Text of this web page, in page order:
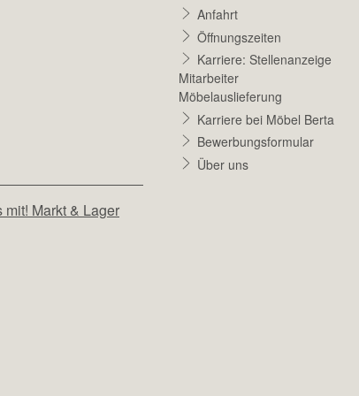
mit! Markt & Lager
Anfahrt
Öffnungszeiten
Karriere: Stellenanzeige
Mitarbeiter
Möbelauslieferung
Karriere bei Möbel Berta
Bewerbungsformular
Über uns